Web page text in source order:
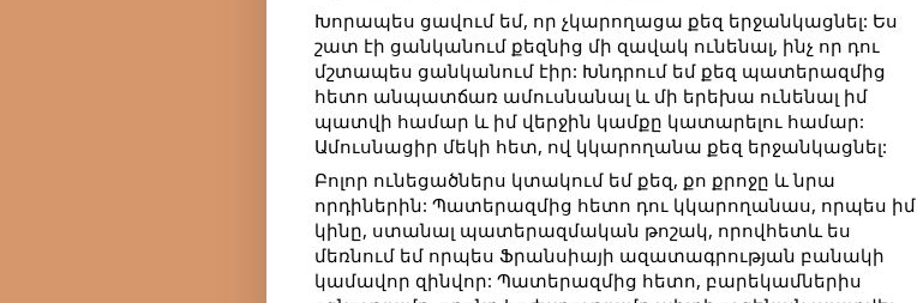
Խորապես ցավում եմ, որ չկարողացա քեզ երջանկացնել: Ես
շատ էի ցանկանում քեզնից մի զավակ ունենալ, ինչ որ դու
մշտապես ցանկանում էիր: Խնդրում եմ քեզ պատերազմից
հետո անպատճառ ամուսնանալ և մի երեխա ունենալ իմ
պատվի համար և իմ վերջին կամքը կատարելու համար:
Ամուսնացիր մեկի հետ, ով կկարողանա քեզ երջանկացնել:
Բոլոր ունեցածներս կտակում եմ քեզ, քո քրոջը և նրա
որդիներին: Պատերազմից հետո դու կկարողանաս, որպես իմ
կինը, ստանալ պատերազմական թոշակ, որովհետև ես
մեռնում եմ որպես Ֆրանսիայի ազատագրության բանակի
կամավոր զինվոր: Պատերազմից հետո, բարեկամներիս